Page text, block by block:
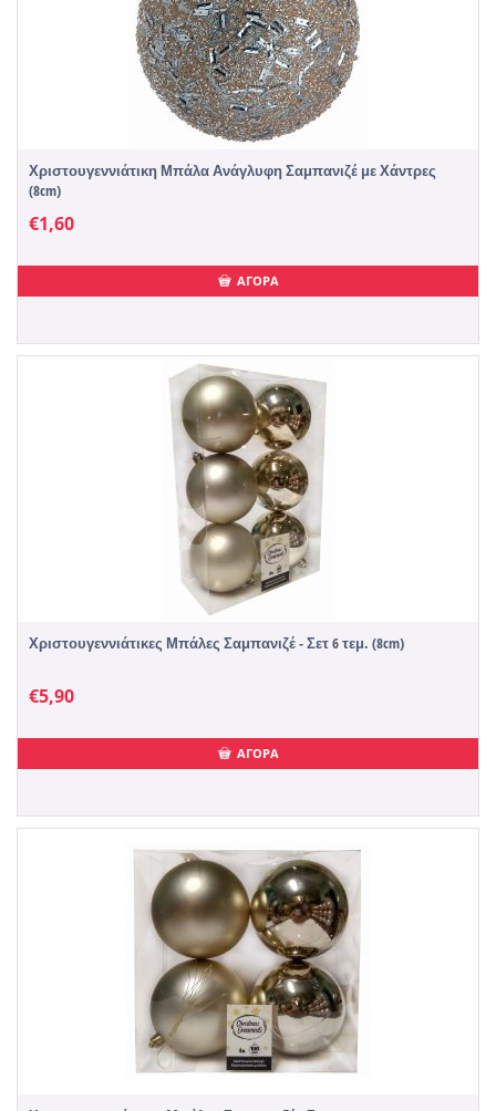
Χριστουγεννιάτικη Μπάλα Ανάγλυφη Σαμπανιζέ με Χάντρες
(8cm)
€1,60
ΑΓΟΡΑ
Χριστουγεννιάτικες Μπάλες Σαμπανιζέ - Σετ 6 τεμ. (8cm)
€5,90
ΑΓΟΡΑ